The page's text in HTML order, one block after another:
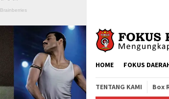
HOME FOKUS
TENTANG KAMI Box